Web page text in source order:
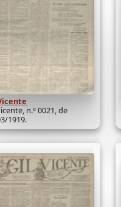
n.º 0021, de
1919.